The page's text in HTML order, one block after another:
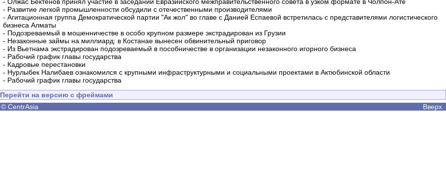
- Развитие легкой промышленности обсудили с отечественными производителями
- Агитационная группа Демократической партии "Ак жол" во главе с Данией Еспаевой встретилась с представителями логистического
бизнеса Алматы
- Подозреваемый в мошенничестве в особо крупном размере экстрадирован из Грузии
- Незаконные займы на миллиард: в Костанае вынесен обвинительный приговор
- Из Вьетнама экстрадирован подозреваемый в пособничестве в организации незаконного игорного бизнеса
- Рабочий график главы государства
- Кадровые перестановки
- Нурлыбек Налибаев ознакомился с крупными инфраструктурными и социальными проектами в Актюбинской области
- Рабочий график главы государства
Перейти на версию с фреймами
© CentrAsia Вверх